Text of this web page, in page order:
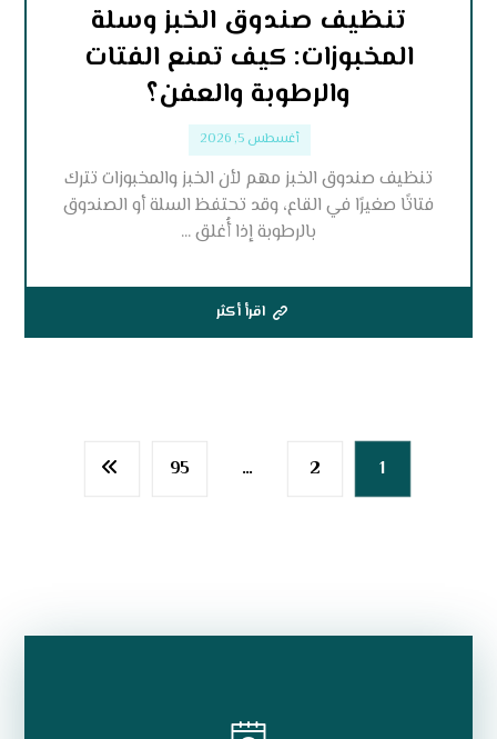
تنظيف صندوق الخبز وسلة
المخبوزات: كيف تمنع الفتات
والرطوبة والعفن؟
أغسطس 5, 2026
تنظيف صندوق الخبز مهم لأن الخبز والمخبوزات تترك
فتاتًا صغيرًا في القاع، وقد تحتفظ السلة أو الصندوق
بالرطوبة إذا أُغلق ...
اقرأ أكثر
1
2
…
95